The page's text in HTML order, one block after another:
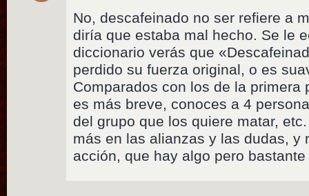
No, descafeinado no ser refiere a
diría que estaba mal hecho. Se le
diccionario verás que
perdido su fuerza original, o es
Comparados con los de la primera
es más breve, conoces a 4
del grupo que los quiere matar,
más en las alianzas y las dudas, y
acción, que hay algo pero